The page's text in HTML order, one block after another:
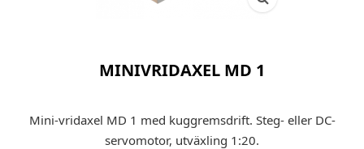
MINIVRIDAXEL MD 1
Mini-vridaxel MD 1 med kuggremsdrift. Steg- eller DC-
servomotor, utväxling 1:20.